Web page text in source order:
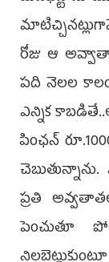
రోజు ఆ
పది నెలల
ఎన్నిక
పింఛన్‌
ప్రతి